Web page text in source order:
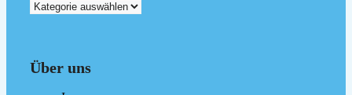
Über uns